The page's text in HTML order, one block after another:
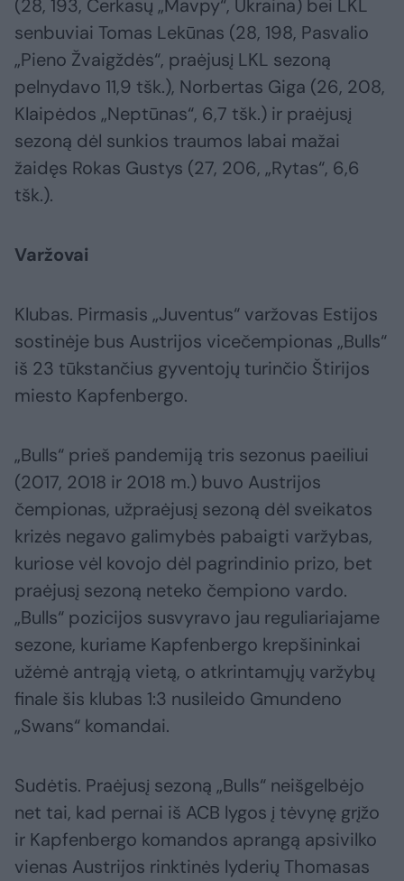
(28, 193, Čerkasų „Mavpy“, Ukraina) bei LKL
senbuviai Tomas Lekūnas (28, 198, Pasvalio
„Pieno Žvaigždės“, praėjusį LKL sezoną
pelnydavo 11,9 tšk.), Norbertas Giga (26, 208,
Klaipėdos „Neptūnas“, 6,7 tšk.) ir praėjusį
sezoną dėl sunkios traumos labai mažai
žaidęs Rokas Gustys (27, 206, „Rytas“, 6,6
tšk.).
Varžovai
Klubas. Pirmasis „Juventus“ varžovas Estijos
sostinėje bus Austrijos vicečempionas „Bulls“
iš 23 tūkstančius gyventojų turinčio Štirijos
miesto Kapfenbergo.
„Bulls“ prieš pandemiją tris sezonus paeiliui
(2017, 2018 ir 2018 m.) buvo Austrijos
čempionas, užpraėjusį sezoną dėl sveikatos
krizės negavo galimybės pabaigti varžybas,
kuriose vėl kovojo dėl pagrindinio prizo, bet
praėjusį sezoną neteko čempiono vardo.
„Bulls“ pozicijos susvyravo jau reguliariajame
sezone, kuriame Kapfenbergo krepšininkai
užėmė antrąją vietą, o atkrintamųjų varžybų
finale šis klubas 1:3 nusileido Gmundeno
„Swans“ komandai.
Sudėtis. Praėjusį sezoną „Bulls“ neišgelbėjo
net tai, kad pernai iš ACB lygos į tėvynę grįžo
ir Kapfenbergo komandos aprangą apsivilko
vienas Austrijos rinktinės lyderių Thomasas